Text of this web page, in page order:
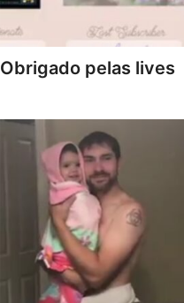
Obrigado pelas lives